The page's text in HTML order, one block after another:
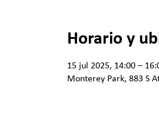
Horario y
15 jul 2025, 14:00 –
Monterey Park, 883 S